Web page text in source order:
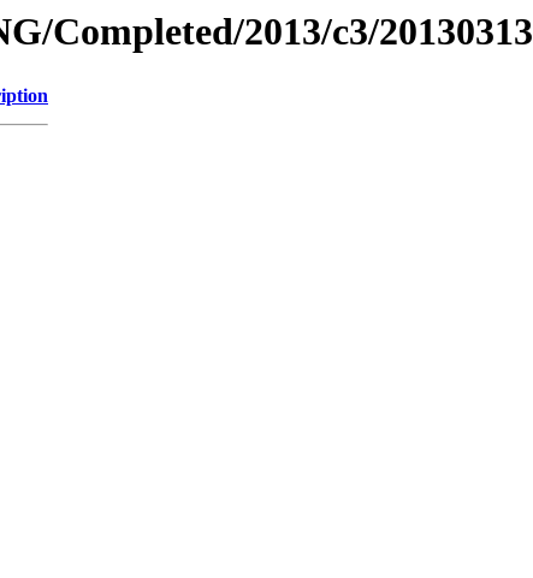
Completed/2013/c3/20130313